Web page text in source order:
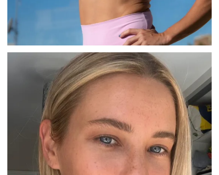
PAULA
BARCELONA